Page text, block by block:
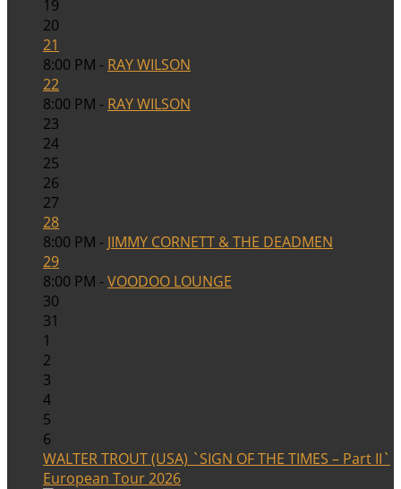
19
20
21
8:00 PM - RAY WILSON
22
8:00 PM - RAY WILSON
23
24
25
26
27
28
8:00 PM - JIMMY CORNETT & THE DEADMEN
29
8:00 PM -VOODOO LOUNGE
30
31
1
2
3
4
5
6
WALTER TROUT (USA) `SIGN OF THE TIMES – Part II`
European Tour 2026